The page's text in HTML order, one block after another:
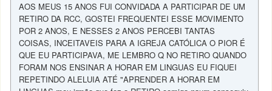
AOS MEUS 15 ANOS FUI CONVIDADA A PARTICIPAR DE UM
RETIRO DA RCC, GOSTEI FREQUENTEI ESSE MOVIMENTO
POR 2 ANOS, E NESSES 2 ANOS PERCEBI TANTAS
COISAS, INCEITAVEIS PARA A IGREJA CATÓLICA O PIOR É
QUE EU PARTICIPAVA, ME LEMBRO Q NO RETIRO QUANDO
FORAM NOS ENSINAR A HORAR EM LINGUAS EU FIQUEI
REPETINDO ALELUIA ATÉ "APRENDER A HORAR EM